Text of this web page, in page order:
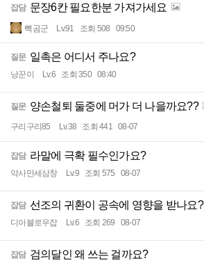
잡담 문장6칸 필요한분 가져가세요
빽곰군 Lv.91 조회 508 09:50
질문 일촉은 어디서 주나요?
낭꾼이 Lv.6 조회 350 08:40
질문 양손철퇴 둘중에 머가 더 나을까요??
구리구리85 Lv.38 조회 441 08-07
잡담 라말에 극확 필수인가요?
악사만세삼창 Lv.9 조회 575 08-07
잡담 선조의 귀환이 공속에 영향을 받나요?
디아블로우잡 Lv.6 조회 269 08-07
잡담 검의달인 왜 쓰는 걸까요?